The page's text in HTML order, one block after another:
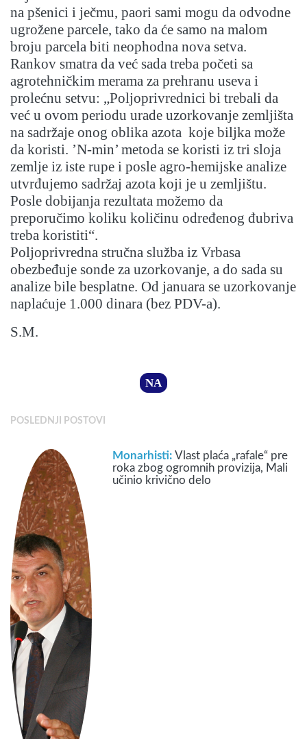
na pšenici i ječmu, paori sami mogu da odvodne
ugrožene parcele, tako da će samo na malom
broju parcela biti neophodna nova setva.
Rankov smatra da već sada treba početi sa
agrotehničkim merama za prehranu useva i
prolećnu setvu: „Poljoprivrednici bi trebali da
već u ovom periodu urade uzorkovanje zemljišta
na sadržaje onog oblika azota koje biljka može
da koristi. ’N-min’ metoda se koristi iz tri sloja
zemlje iz iste rupe i posle agro-hemijske analize
utvrđujemo sadržaj azota koji je u zemljištu.
Posle dobijanja rezultata možemo da
preporučimo koliku količinu određenog đubriva
treba koristiti“.
Poljoprivredna stručna služba iz Vrbasa
obezbeđuje sonde za uzorkovanje, a do sada su
analize bile besplatne. Od januara se uzorkovanje
naplaćuje 1.000 dinara (bez PDV-a).
S.M.
NA
POSLEDNJI POSTOVI
Monarhisti:Vlast plaća „rafale“ pre
roka zbog ogromnih provizija, Mali
učinio krivično delo